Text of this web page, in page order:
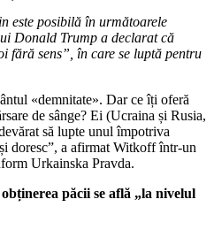
este posibilă în următoarele
Donald Trump a declarat că
fără sens”, în care se luptă pentru
«demnitate». Dar ce îți oferă
de sânge? Ei (Ucraina și Rusia,
să lupte unul împotriva
doresc”, a afirmat Witkoff într-un
Urkainska Pravda.
păcii se află „la nivelul